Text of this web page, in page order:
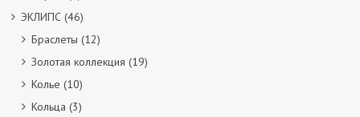
ЭКЛИПС (46)
Браслеты (12)
Золотая коллекция (19)
Колье (10)
Кольца (3)